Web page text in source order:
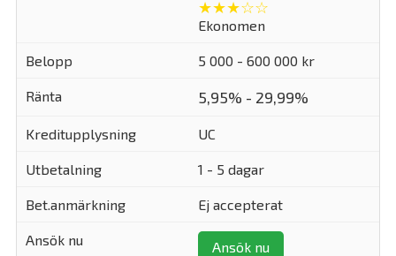
★★★☆☆
Ekonomen
5 000 - 600 000 kr
5,95% - 29,99%
UC
1 - 5 dagar
Ej accepterat
Ansök nu